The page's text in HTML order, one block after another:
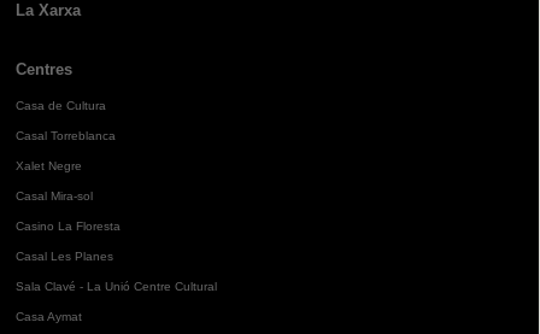
La Xarxa
Centres
Casa de Cultura
Casal Torreblanca
Xalet Negre
Casal Mira-sol
Casino La Floresta
Casal Les Planes
Sala Clavé - La Unió Centre Cultural
Casa Aymat